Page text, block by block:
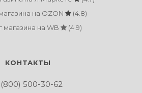
на OZON
(4.8)
магазина на WB
(4.9)
КОНТАКТЫ
500-30-62